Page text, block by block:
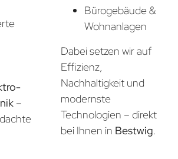
–
Bürogebäude &
Wohnanlagen
Dabei setzen wir auf
Effizienz,
Nachhaltigkeit und
modernste
Technologien – direkt
bei Ihnen in Bestwig.